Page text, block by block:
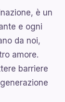
è un
e ogni
da noi,
amore.
barriere